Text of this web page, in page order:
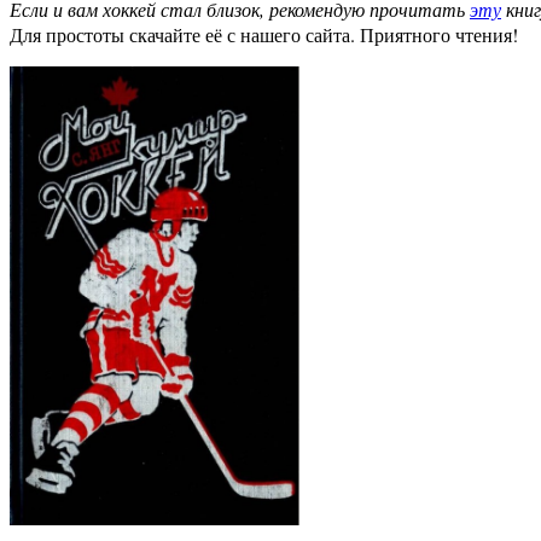
Если и вам хоккей стал близок, рекомендую прочитатьэту
Для простоты скачайте её с нашего сайта. Приятного чтения!